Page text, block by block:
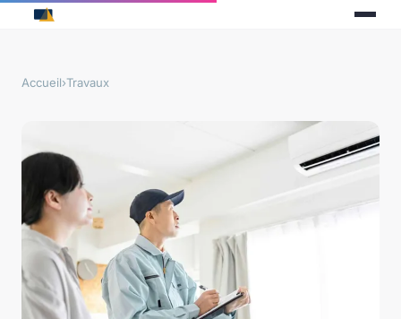
Accueil›Travaux